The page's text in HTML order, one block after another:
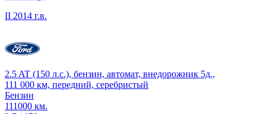
II 2014 г.в.
2.5 AT (150 л.с.), бензин, автомат, внедорожник 5д.,
111 000 км, передний, серебристый
Бензин
111000 км.